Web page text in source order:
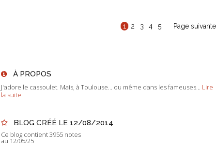
1 2 3 4 5 Page suivante
À PROPOS
J'adore le cassoulet. Mais, à Toulouse... ou même dans les fameuses...
Lire
la suite
BLOG CRÉÉ LE 12/08/2014
Ce blog contient 3955 notes
au 12/05/25